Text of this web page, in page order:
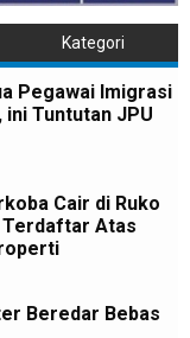
Kategori
Pegawai Imigrasi
ini Tuntutan JPU
Cair di Ruko
Terdaftar Atas
Beredar Bebas